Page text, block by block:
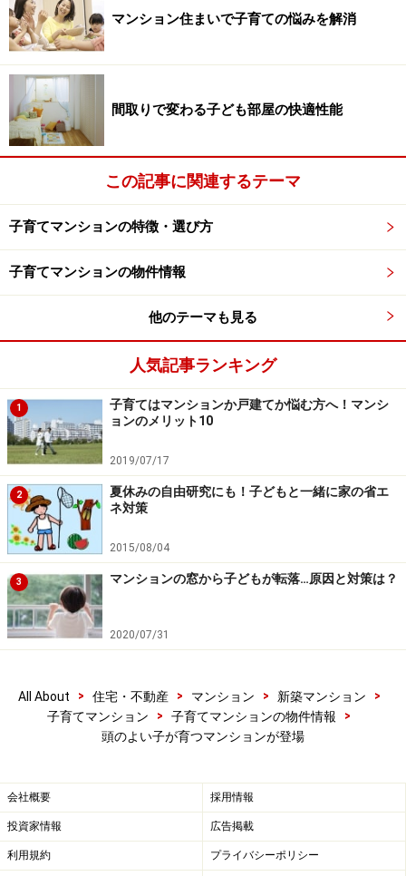
エコス・コーポレーションの調査によると、難関中学に
合格した子どもの多くは子ども部屋にこもって勉強をす
るわけではなく、家族と一緒にリビングやダイニングな
どで勉強するケースが多いそうです。この間取りなら、
リビングで勉強している子どもを見守りながら、母親が
キッチンで調理することができます。
親と子が本棚やテーブルを共有
洋室のひとつは子供部屋として提案されていますが、
「ファミリーライブラリー」と名付けられ、子どもだけ
でなく親も本棚やテーブルを共有できる空間としていま
す。これも家族の交流を促す仕掛けのひとつですが、さ
らにポイントになるのが子どもと大人が本棚を共有する
点です。親がこれまで呼んできた本を子どもが「探求」
することで、教育効果が大いに得られるということで
す。
このファミリーライブラリーは9畳の広さがあり、標準
プランでは4.5畳の洋室2つに仕切られています。子ども2
で過ごさせ、成長したらリフォームで仕切りを設けるこ
とも可能です。
掛けが
※記事内容は執筆時点のものです。最新の内容をご確認くださ
マンション住まいで子育ての悩みを解消
間取りで変わる子ども部屋の快適性能
この記事に関連するテーマ
子育てマンションの特徴・選び方
子育てマンションの物件情報
他のテーマも見る
人気記事ランキング
1
子育てはマンションか戸建てか悩む方へ！マンシ
ョンのメリット10
2019/07/17
2
夏休みの自由研究にも！子どもと一緒に家の省エ
ネ対策
2015/08/04
3 マンションの窓から子どもが転落…原因と対策は？
2020/07/31
All About > 住宅・不動産 > マンション > 新築マンション
>
子育てマンション
> 子育てマンションの物件情報
>
頭のよい子が育つマンションが登場
会社概要 採用情報
投資家情報 広告掲載
利用規約 プライバシーポリシー